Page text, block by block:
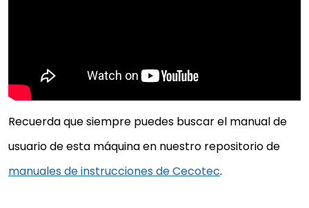
Recuerda que siempre puedes buscar el manual de
usuario de esta máquina en nuestro repositorio de
manuales de instrucciones de Cecotec.